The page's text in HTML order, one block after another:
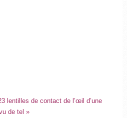
lentilles de contact de l’œil d’une
de tel »